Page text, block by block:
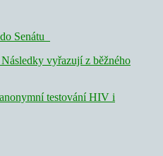
Senátu
vyřazují z běžného
testování HIV i